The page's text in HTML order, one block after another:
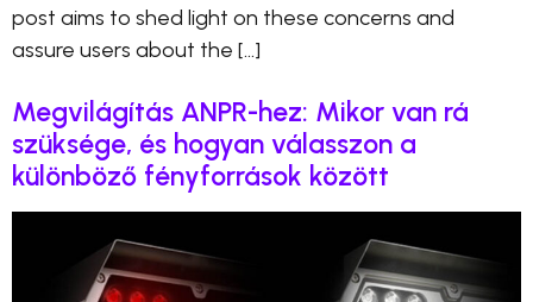
post aims to shed light on these concerns and
assure users about the […]
Megvilágítás ANPR-hez: Mikor van rá
szüksége, és hogyan válasszon a
különböző fényforrások között